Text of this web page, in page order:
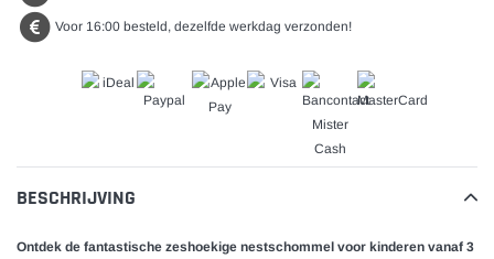
Voor 16:00 besteld, dezelfde werkdag verzonden!
BESCHRIJVING
Ontdek de fantastische zeshoekige nestschommel voor kinderen vanaf 3